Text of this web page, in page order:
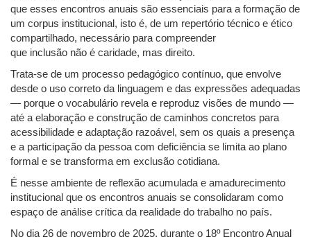
que esses encontros anuais são essenciais para a formação de
um corpus institucional, isto é, de um repertório técnico e ético
compartilhado, necessário para compreender
que inclusão não é caridade, mas direito.
Trata-se de um processo pedagógico contínuo, que envolve
desde o uso correto da linguagem e das expressões adequadas
— porque o vocabulário revela e reproduz visões de mundo —
até a elaboração e construção de caminhos concretos para
acessibilidade e adaptação razoável, sem os quais a presença
e a participação da pessoa com deficiência se limita ao plano
formal e se transforma em exclusão cotidiana.
É nesse ambiente de reflexão acumulada e amadurecimento
institucional que os encontros anuais se consolidaram como
espaço de análise crítica da realidade do trabalho no país.
No dia 26 de novembro de 2025, durante o 18º Encontro Anual